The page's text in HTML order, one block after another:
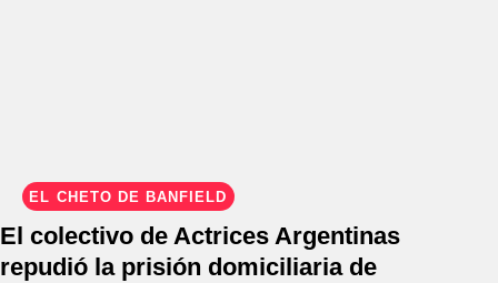
EL CHETO DE BANFIELD
El colectivo de Actrices Argentinas
repudió la prisión domiciliaria de